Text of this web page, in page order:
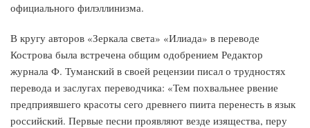
официального филэллинизма.
В кругу авторов «Зеркала света» «Илиада» в переводе
Кострова была встречена общим одобрением Редактор
журнала Ф. Туманский в своей рецензии писал о трудностях
перевода и заслугах переводчика: «Тем похвальнее рвение
предприявшего красоты сего древнего пиита перенесть в язык
российский. Первые песни проявляют везде изящества, перу